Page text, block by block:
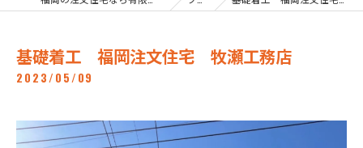
基礎着工 福岡注文住宅 牧瀬工務店
2023/05/09